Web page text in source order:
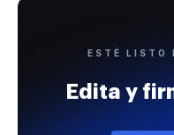
ESTÉ LISTO
Edita y